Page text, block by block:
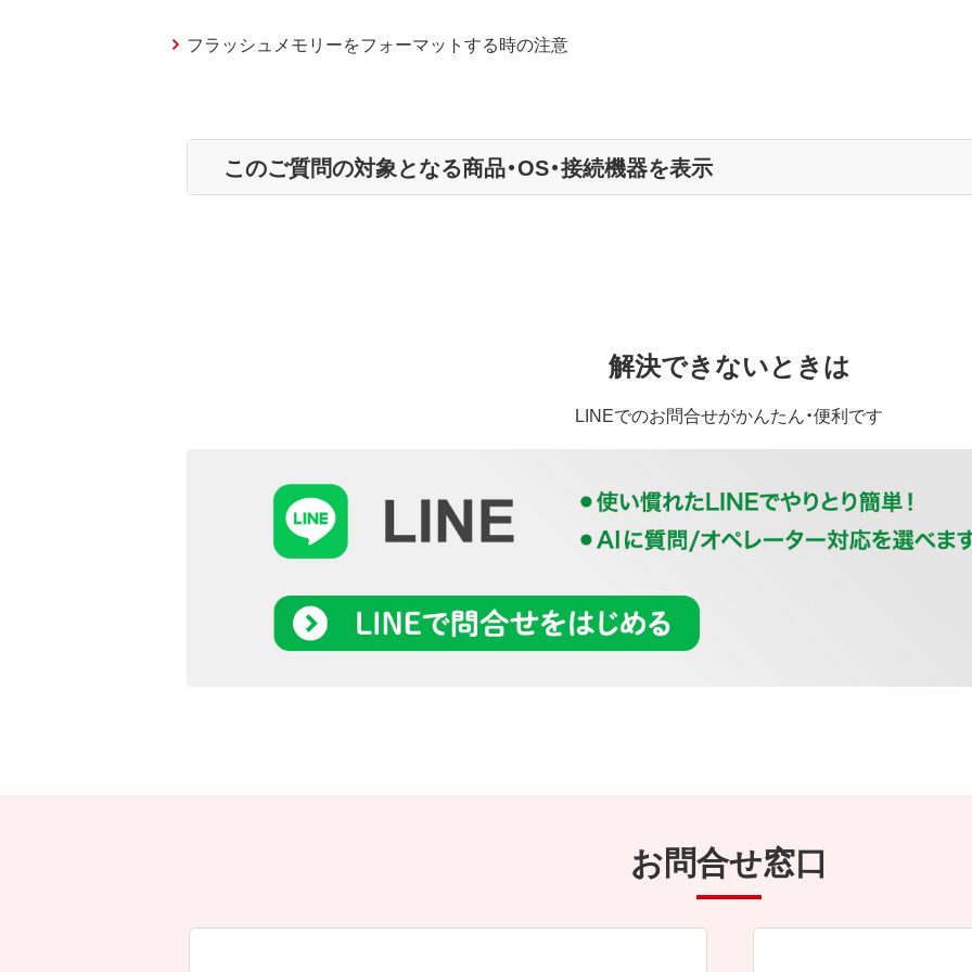
フラッシュメモリーをフォーマットする時の注意
このご質問の対象となる商品・OS・接続機器を表示
解決できないときは
LINEでのお問合せがかんたん・便利です
お問合せ窓口